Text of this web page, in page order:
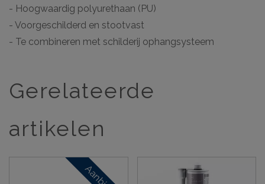
- Hoogwaardig polyurethaan (PU)
- Voorgeschilderd en stootvast
- Te combineren met schilderij ophangsysteem
Gerelateerde
artikelen